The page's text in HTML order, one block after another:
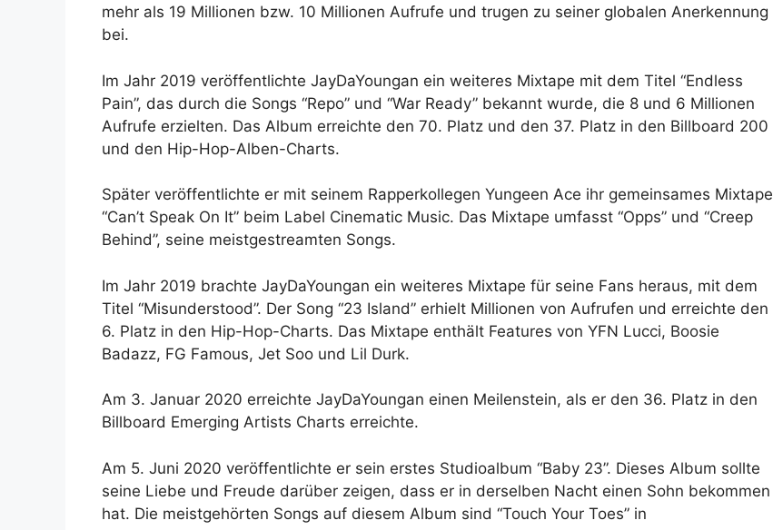
mehr als 19 Millionen bzw. 10 Millionen Aufrufe und trugen zu seiner globalen Anerkennung
bei.
Im Jahr 2019 veröffentlichte JayDaYoungan ein weiteres Mixtape mit dem Titel “Endless
Pain”, das durch die Songs “Repo” und “War Ready” bekannt wurde, die 8 und 6 Millionen
Aufrufe erzielten. Das Album erreichte den 70. Platz und den 37. Platz in den Billboard 200
und den Hip-Hop-Alben-Charts.
Später veröffentlichte er mit seinem Rapperkollegen Yungeen Ace ihr gemeinsames Mixtape
“Can’t Speak On It” beim Label Cinematic Music. Das Mixtape umfasst “Opps” und “Creep
Behind”, seine meistgestreamten Songs.
Im Jahr 2019 brachte JayDaYoungan ein weiteres Mixtape für seine Fans heraus, mit dem
Titel “Misunderstood”. Der Song “23 Island” erhielt Millionen von Aufrufen und erreichte den
6. Platz in den Hip-Hop-Charts. Das Mixtape enthält Features von YFN Lucci, Boosie
Badazz, FG Famous, Jet Soo und Lil Durk.
Am 3. Januar 2020 erreichte JayDaYoungan einen Meilenstein, als er den 36. Platz in den
Billboard Emerging Artists Charts erreichte.
Am 5. Juni 2020 veröffentlichte er sein erstes Studioalbum “Baby 23”. Dieses Album sollte
seine Liebe und Freude darüber zeigen, dass er in derselben Nacht einen Sohn bekommen
hat. Die meistgehörten Songs auf diesem Album sind “Touch Your Toes” in